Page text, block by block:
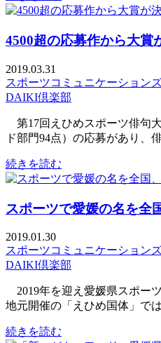
4500超の応募作から大
2019.03.31
スポーツコミュニケーション
DAIKI倶楽部
第17回えひめスポーツ俳句
ド部門94点）の応募があり、
続きを読む
スポーツで愛媛の名を全
2019.01.30
スポーツコミュニケーション
DAIKI倶楽部
2019年を迎え愛媛県スポー
地元開催の「えひめ国体」で
続きを読む